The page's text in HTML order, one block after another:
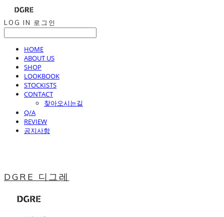
LOG IN 로그인
HOME
ABOUT US
SHOP
LOOKBOOK
STOCKISTS
CONTACT
찾아오시는길
Q/A
REVIEW
공지사항
DGRE 디그레